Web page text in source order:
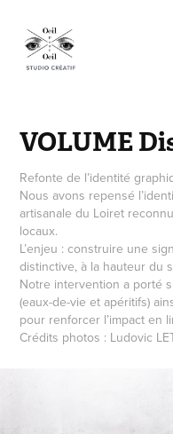
VOLUME
Refonte de l’identité
Nous avons repensé
artisanale du Loiret
locaux.
L’enjeu : construire une
distinctive, à la hauteur du
Notre intervention a porté
(eaux-de-vie et apéritifs)
pour renforcer l’impact en
Crédits photos : Ludovic